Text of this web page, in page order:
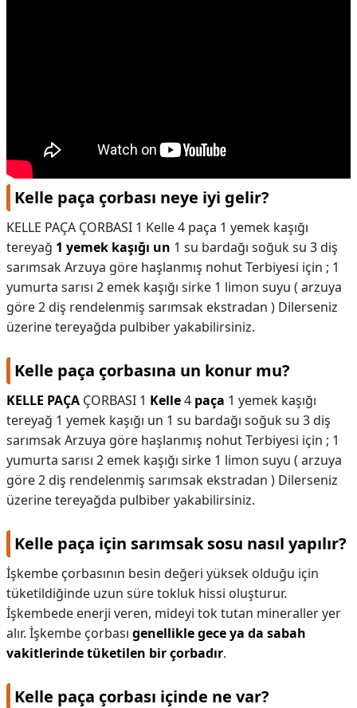
Kelle paça çorbası neye iyi gelir?
KELLE PAÇA ÇORBASI 1 Kelle 4 paça 1 yemek kaşığı
tereyağ 1 yemek kaşığı un 1 su bardağı soğuk su 3 diş
sarımsak Arzuya göre haşlanmış nohut Terbiyesi için ; 1
yumurta sarısı 2 emek kaşığı sirke 1 limon suyu ( arzuya
göre 2 diş rendelenmiş sarımsak ekstradan ) Dilerseniz
üzerine tereyağda pulbiber yakabilirsiniz.
Kelle paça çorbasına un konur mu?
KELLE PAÇA ÇORBASI 1 Kelle4 paça 1 yemek kaşığı
tereyağ 1 yemek kaşığı un 1 su bardağı soğuk su 3 diş
sarımsak Arzuya göre haşlanmış nohut Terbiyesi için ; 1
yumurta sarısı 2 emek kaşığı sirke 1 limon suyu ( arzuya
göre 2 diş rendelenmiş sarımsak ekstradan ) Dilerseniz
üzerine tereyağda pulbiber yakabilirsiniz.
Kelle paça için sarımsak sosu nasıl yapılır?
İşkembe çorbasının besin değeri yüksek olduğu için
tüketildiğinde uzun süre tokluk hissi oluşturur.
İşkembede enerji veren, mideyi tok tutan mineraller yer
alır. İşkembe çorbası genellikle gece ya da sabah
vakitlerinde tüketilen bir çorbadır.
Kelle paça çorbası içinde ne var?